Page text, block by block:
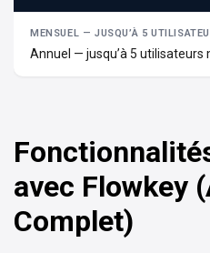
Annuel — jusqu’à 5 utilisateurs
avec Flowkey
Complet)